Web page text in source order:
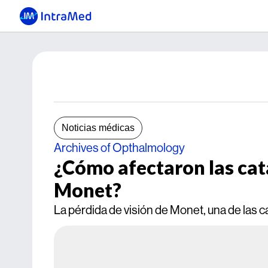
Noticias médicas
Archives of Opthalmology
¿Cómo afectaron las
Monet?
La pérdida de visión de Monet, una de las